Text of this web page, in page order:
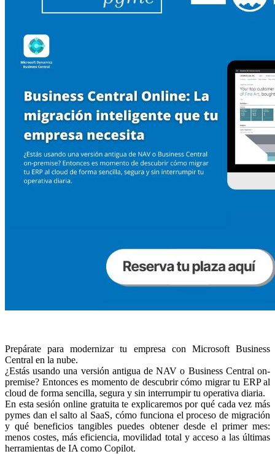
Prepárate para modernizar tu empresa con Microsoft Business
Central en la nube.
¿Estás usando una versión antigua de NAV o Business Central on-
premise? Entonces es momento de descubrir cómo migrar tu ERP al
cloud de forma sencilla, segura y sin interrumpir tu operativa diaria.
En esta sesión online gratuita te explicaremos por qué cada vez más
pymes dan el salto al SaaS, cómo funciona el proceso de migración
y qué beneficios tangibles puedes obtener desde el primer mes:
menos costes, más eficiencia, movilidad total y acceso a las últimas
herramientas de IA como Copilot.